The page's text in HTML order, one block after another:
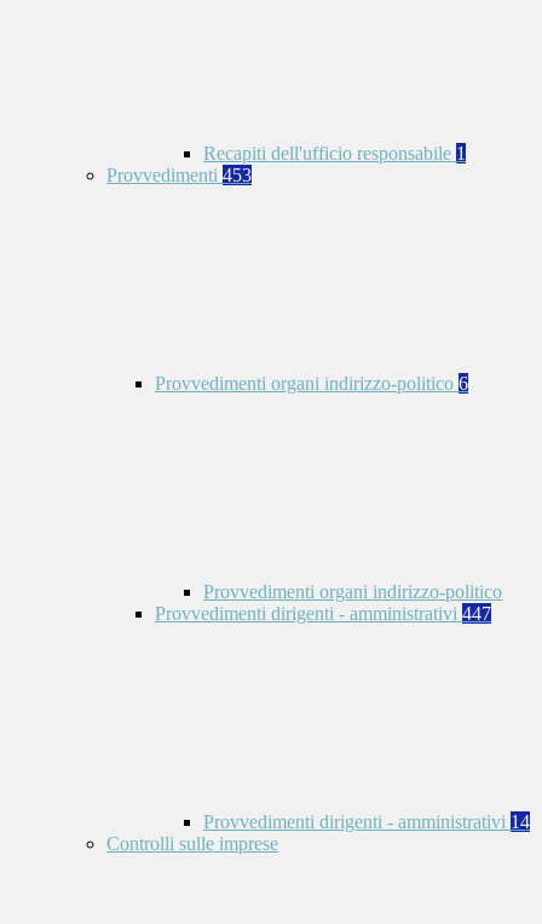
Recapiti dell'ufficio responsabile 1
Provvedimenti 453
Provvedimenti organi indirizzo-politico 6
Provvedimenti organi indirizzo-politico
Provvedimenti dirigenti - amministrativi 447
Provvedimenti dirigenti - amministrativi 14
Controlli sulle imprese